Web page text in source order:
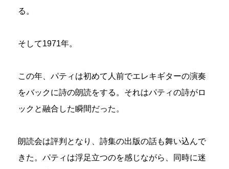
る。
そして1971年。
この年、パティは初めて人前でエレキギターの演奏
をバックに詩の朗読をする。それはパティの詩がロ
ックと融合した瞬間だった。
朗読会は評判となり、詩集の出版の話も舞い込んで
きた。パティは浮足立つのを感じながら、同時に迷